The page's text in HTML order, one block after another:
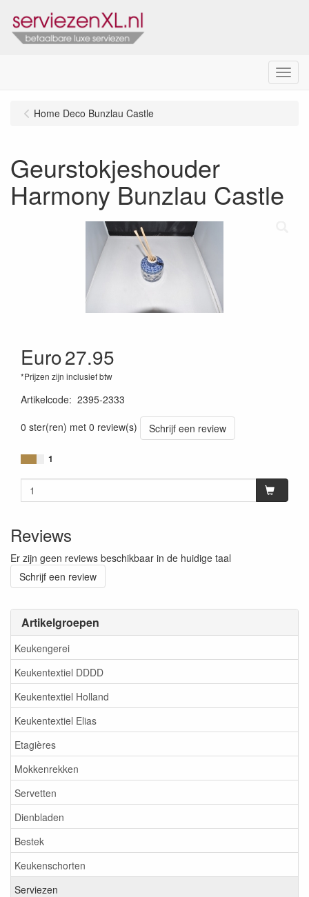
Menu
Artikelgroepen
Keukengerei
Keukentextiel DDDD
Keukentextiel Holland
Keukentextiel Elias
Etagières
Mokkenrekken
Servetten
Dienbladen
Bestek
Keukenschorten
Serviezen
Home Deco Bunzlau Castle
Geurstokjeshouder
Harmony Bunzlau Castle
Euro27.95
*Prijzen zijn inclusief btw
Artikelcode: 2395-2333
0 ster(ren) met 0 review(s)
Schrijf een review
1
Reviews
Er zijn geen reviews beschikbaar in de huidige taal
Schrijf een review